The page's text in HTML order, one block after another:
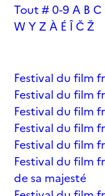
Tout # 0-9 A B C
W YZ À É ÎČŽ
Festival du film
Festival du film
Festival du film
Festival du film
Festival du film
Festival du film
de sa majesté